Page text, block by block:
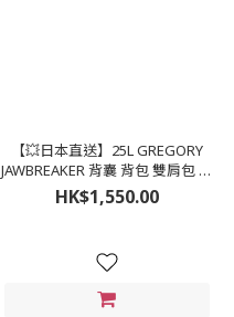
【💥日本直送】25L GREGORY
JAWBREAKER 背囊 背包 雙肩包 書
包 袋
HK$1,550.00